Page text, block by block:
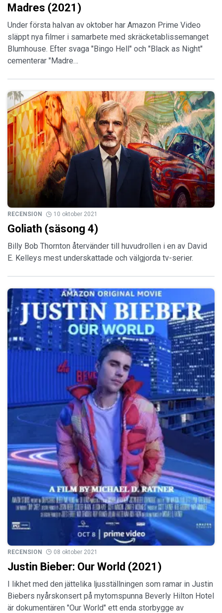
Madres (2021)
Under första halvan av oktober har Amazon Prime Video
släppt nya filmer i samarbete med skräcketablissemanget
Blumhouse. Efter svaga "Bingo Hell" och "Black as Night"
cementerar "Madre…
RECENSION 10 oktober 2021
Goliath (säsong 4)
Billy Bob Thornton återvänder till huvudrollen i en av David
E. Kelleys mest underskattade och välgjorda tv-serier.
RECENSION 08 oktober 2021
Justin Bieber: Our World (2021)
I likhet med den jättelika ljusställningen som ramar in Justin
Biebers nyårskonsert på mytomspunna Beverly Hilton Hotel
är dokumentären "Our World" ett enda storbygge av